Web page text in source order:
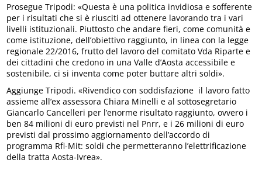
Prosegue Tripodi: «Questa è una politica invidiosa e sofferente
per i risultati che si è riusciti ad ottenere lavorando tra i vari
livelli istituzionali. Piuttosto che andare fieri, come comunità e
come istituzione, dell’obiettivo raggiunto, in linea con la legge
regionale 22/2016, frutto del lavoro del comitato Vda Riparte e
dei cittadini che credono in una Valle d’Aosta accessibile e
sostenibile, ci si inventa come poter buttare altri soldi».
Aggiunge Tripodi. «Rivendico con soddisfazione il lavoro fatto
assieme all’ex assessora Chiara Minelli e al sottosegretario
Giancarlo Cancelleri per l’enorme risultato raggiunto, ovvero i
ben 84 milioni di euro previsti nel Pnrr, e i 26 milioni di euro
previsti dal prossimo aggiornamento dell’accordo di
programma Rfi-Mit: soldi che permetteranno l’elettrificazione
della tratta Aosta-Ivrea».